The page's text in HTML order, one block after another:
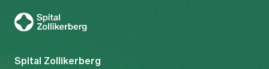
Spital Zollikerberg